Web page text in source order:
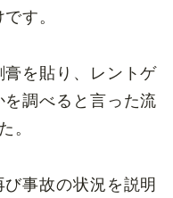
す。
を貼り、レントゲ
調べると言った流
。
事故の状況を説明